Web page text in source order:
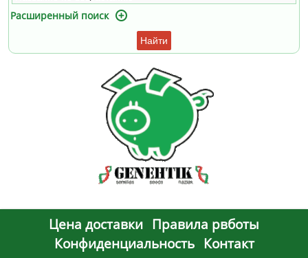
Расширенный поиск
Найти
Цена доставки Правила рвботы
Конфиденциальность Контакт